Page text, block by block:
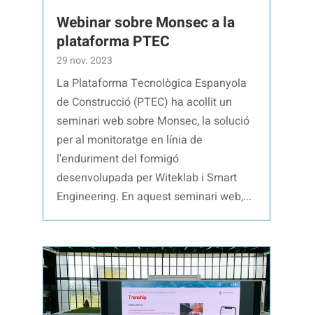
Webinar sobre Monsec a la
plataforma PTEC
29 nov. 2023
La Plataforma Tecnològica Espanyola
de Construcció (PTEC) ha acollit un
seminari web sobre Monsec, la solució
per al monitoratge en línia de
l'enduriment del formigó
desenvolupada per Witeklab i Smart
Engineering. En aquest seminari web,...